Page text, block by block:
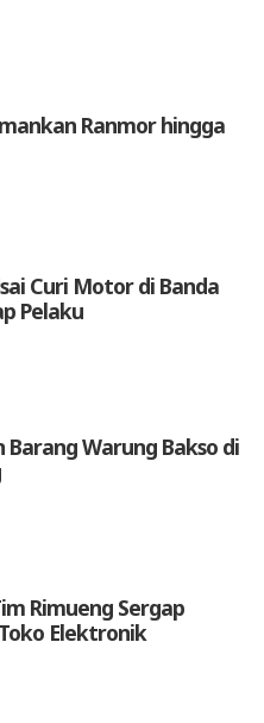
Ranmor hingga
Curi Motor di Banda
Pelaku
Barang Warung Bakso di
Rimueng Sergap
Elektronik